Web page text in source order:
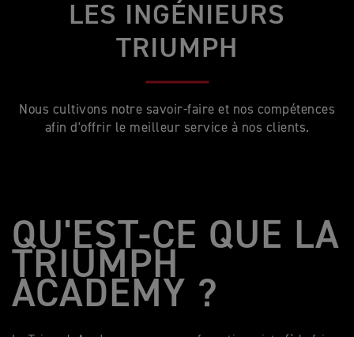
LES INGÉNIEURS
TRIUMPH
Nous cultivons notre savoir-faire et nos compétences
afin d'offrir le meilleur service à nos clients.
QU'EST-CE QUE LA
TRIUMPH
ACADEMY ?